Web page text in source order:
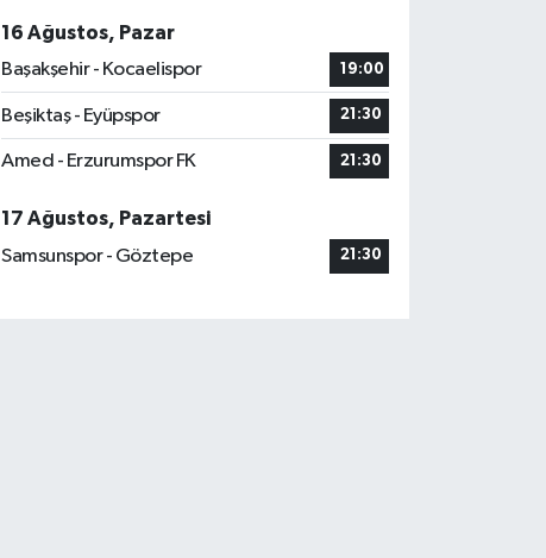
16 Ağustos, Pazar
Başakşehir - Kocaelispor
19:00
Beşiktaş - Eyüpspor 21:30
Amed - Erzurumspor FK 21:30
17 Ağustos, Pazartesi
Samsunspor - Göztepe
21:30